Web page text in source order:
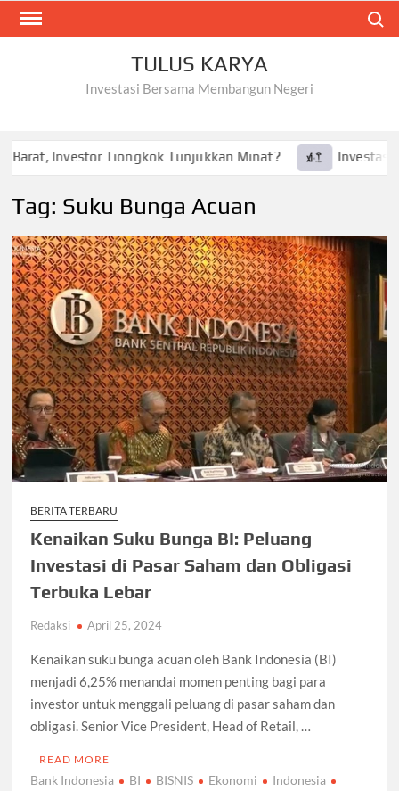
Skip
TULUS KARYA
Investasi Bersama Membangun Negeri
Investor Tiongkok Tunjukkan Minat? Investasi
Tag: Suku Bunga Acuan
BERITA TERBARU
Kenaikan Suku Bunga BI: Peluang
Investasi di Pasar Saham dan Obligasi
Terbuka Lebar
Redaksi April 25, 2024
Kenaikan suku bunga acuan oleh Bank Indonesia (BI)
menjadi 6,25% menandai momen penting bagi para
investor untuk menggali peluang di pasar saham dan
obligasi. Senior Vice President, Head of Retail, …
READ MORE
Bank Indonesia BI BISNIS Ekonomi
Indonesia